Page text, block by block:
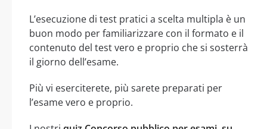
L’esecuzione di test pratici a scelta multipla è un
buon modo per familiarizzare con il formato e il
contenuto del test vero e proprio che si sosterrà
il giorno dell’esame.
Più vi eserciterete, più sarete preparati per
l’esame vero e proprio.